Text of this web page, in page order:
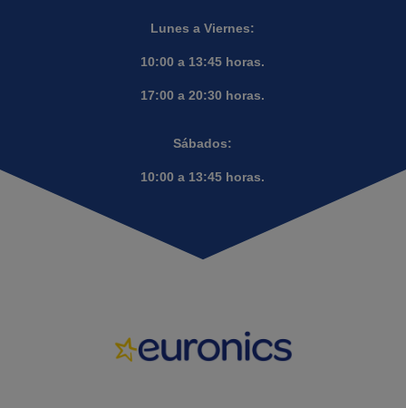
Lunes a Viernes:
10:00 a 13:45 horas.
17:00 a 20:30 horas.
Sábados:
10:00 a 13:45 horas.